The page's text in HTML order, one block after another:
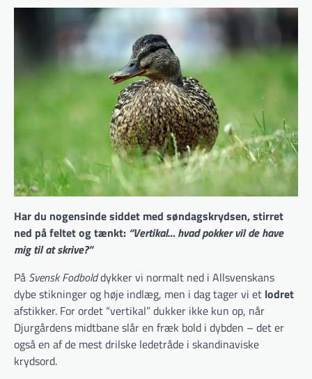
Har du nogensinde siddet med søndagskrydsen, stirret
ned på feltet og tænkt: “Vertikal… hvad pokker vil de have
mig til at skrive?”
På Svensk Fodbolddykker vi normalt ned i Allsvenskans
dybe stikninger og høje indlæg, men i dag tager vi et lodret
afstikker. For ordet “vertikal” dukker ikke kun op, når
Djurgårdens midtbane slår en fræk bold i dybden – det er
også en af de mest drilske ledetråde i skandinaviske
krydsord.